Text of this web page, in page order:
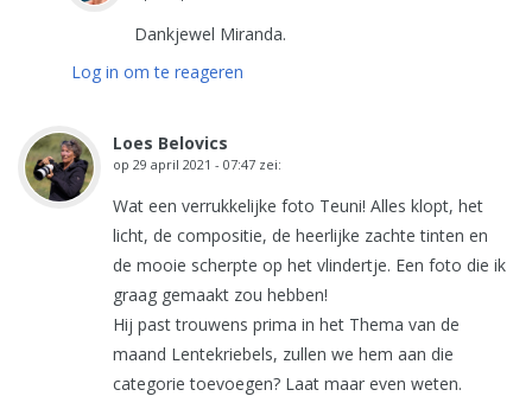
Dankjewel Miranda.
Log in om te reageren
Loes Belovics
op 29 april 2021 - 07:47 zei:
Wat een verrukkelijke foto Teuni! Alles klopt, het
licht, de compositie, de heerlijke zachte tinten en
de mooie scherpte op het vlindertje. Een foto die ik
graag gemaakt zou hebben!
Hij past trouwens prima in het Thema van de
maand Lentekriebels, zullen we hem aan die
categorie toevoegen? Laat maar even weten.